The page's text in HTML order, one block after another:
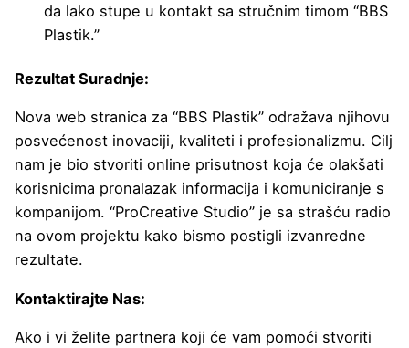
da lako stupe u kontakt sa stručnim timom “BBS
Plastik.”
Rezultat Suradnje:
Nova web stranica za “BBS Plastik” odražava njihovu
posvećenost inovaciji, kvaliteti i profesionalizmu. Cilj
nam je bio stvoriti online prisutnost koja će olakšati
korisnicima pronalazak informacija i komuniciranje s
kompanijom. “ProCreative Studio” je sa strašću radio
na ovom projektu kako bismo postigli izvanredne
rezultate.
Kontaktirajte Nas:
Ako i vi želite partnera koji će vam pomoći stvoriti